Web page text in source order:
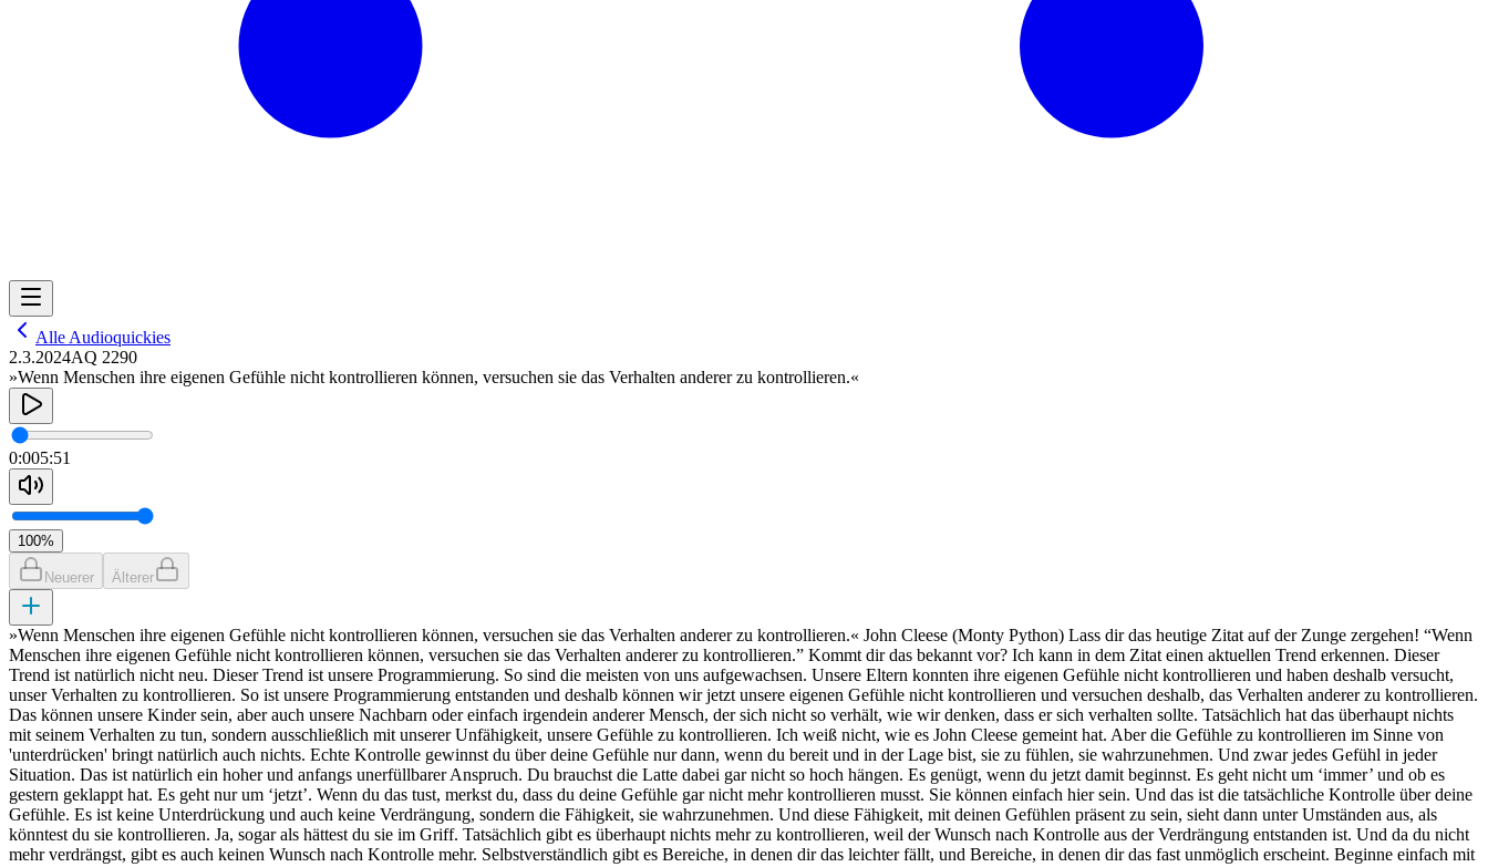
Alle Audioquickies
2.3.2024AQ 2290
»Wenn Menschen ihre eigenen Gefühle nicht kontrollieren können, versuchen sie das Verhalten anderer zu kontrollieren.«
0:005:51
100%
Neuerer Älterer
»Wenn Menschen ihre eigenen Gefühle nicht kontrollieren können, versuchen sie das Verhalten anderer zu kontrollieren.« John Cleese (Monty Python) Lass dir das heutige Zitat auf der Zunge zergehen! “Wenn
Menschen ihre eigenen Gefühle nicht kontrollieren können, versuchen sie das Verhalten anderer zu kontrollieren.” Kommt dir das bekannt vor? Ich kann in dem Zitat einen aktuellen Trend erkennen. Dieser
Trend ist natürlich nicht neu. Dieser Trend ist unsere Programmierung. So sind die meisten von uns aufgewachsen. Unsere Eltern konnten ihre eigenen Gefühle nicht kontrollieren und haben deshalb versucht,
unser Verhalten zu kontrollieren. So ist unsere Programmierung entstanden und deshalb können wir jetzt unsere eigenen Gefühle nicht kontrollieren und versuchen deshalb, das Verhalten anderer zu kontrollieren.
Das können unsere Kinder sein, aber auch unsere Nachbarn oder einfach irgendein anderer Mensch, der sich nicht so verhält, wie wir denken, dass er sich verhalten sollte. Tatsächlich hat das überhaupt nichts
mit seinem Verhalten zu tun, sondern ausschließlich mit unserer Unfähigkeit, unsere Gefühle zu kontrollieren. Ich weiß nicht, wie es John Cleese gemeint hat. Aber die Gefühle zu kontrollieren im Sinne von
'unterdrücken' bringt natürlich auch nichts. Echte Kontrolle gewinnst du über deine Gefühle nur dann, wenn du bereit und in der Lage bist, sie zu fühlen, sie wahrzunehmen. Und zwar jedes Gefühl in jeder
Situation. Das ist natürlich ein hoher und anfangs unerfüllbarer Anspruch. Du brauchst die Latte dabei gar nicht so hoch hängen. Es genügt, wenn du jetzt damit beginnst. Es geht nicht um ‘immer’ und ob es
gestern geklappt hat. Es geht nur um ‘jetzt’. Wenn du das tust, merkst du, dass du deine Gefühle gar nicht mehr kontrollieren musst. Sie können einfach hier sein. Und das ist die tatsächliche Kontrolle über deine
Gefühle. Es ist keine Unterdrückung und auch keine Verdrängung, sondern die Fähigkeit, sie wahrzunehmen. Und diese Fähigkeit, mit deinen Gefühlen präsent zu sein, sieht dann unter Umständen aus, als
könntest du sie kontrollieren. Ja, sogar als hättest du sie im Griff. Tatsächlich gibt es überhaupt nichts mehr zu kontrollieren, weil der Wunsch nach Kontrolle aus der Verdrängung entstanden ist. Und da du nicht
mehr verdrängst, gibt es auch keinen Wunsch nach Kontrolle mehr. Selbstverständlich gibt es Bereiche, in denen dir das leichter fällt, und Bereiche, in denen dir das fast unmöglich erscheint. Beginne einfach mit